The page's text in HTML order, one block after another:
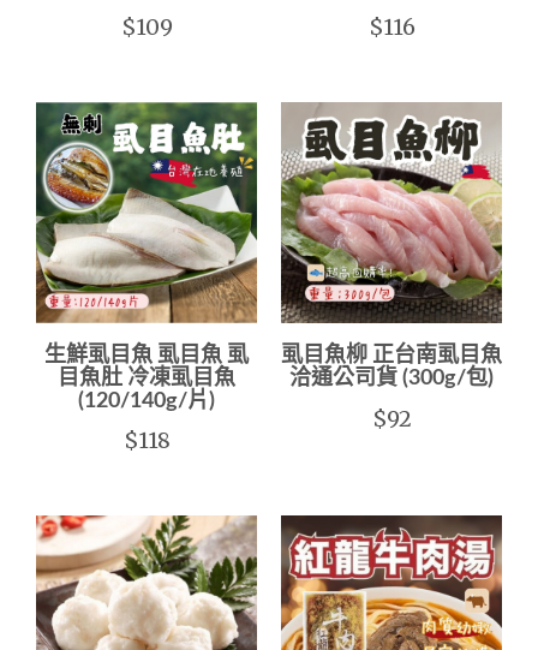
$109 $116
生鮮虱目魚 虱目魚 虱
目魚肚 冷凍虱目魚
(120/140g/片)
$118
虱目魚柳 正台南虱目魚
洽通公司貨 (300g/包)
$92